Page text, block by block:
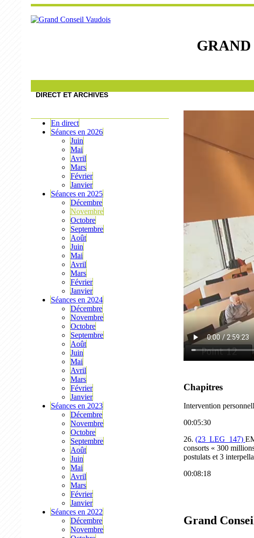
DIRECT ET ARCHIVES
En direct
Séances en 2026
Juin
Mai
Avril
Mars
Février
Janvier
Séances en 2025
Décembre
Novembre
Octobre
Septembre
Août
Juin
Mai
Avril
Mars
Février
Janvier
Séances en 2024
Décembre
Novembre
Octobre
Septembre
Août
Juin
Mai
Avril
Mars
Février
Janvier
Séances en 2023
Décembre
Novembre
Octobre
Septembre
Août
Juin
Mai
Avril
Mars
Février
Janvier
Séances en 2022
Décembre
Novembre
Chapitres
Intervention
00:05:30
26. (23_LEG_147)
consorts « 300
postulats et 3
00:08:18
Grand